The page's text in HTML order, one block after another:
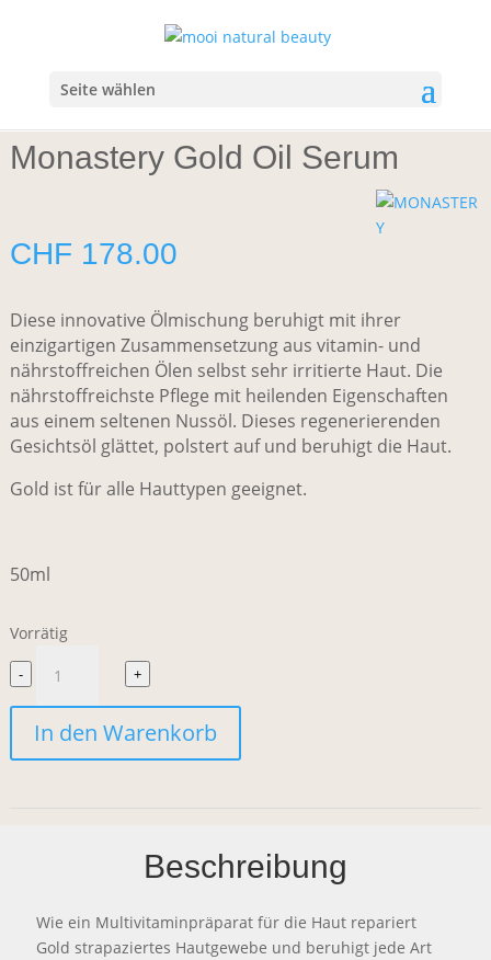
Seite wählen
Monastery Gold Oil Serum
CHF 178.00
Diese innovative Ölmischung beruhigt mit ihrer
einzigartigen Zusammensetzung aus vitamin- und
nährstoffreichen Ölen selbst sehr irritierte Haut. Die
nährstoffreichste Pflege mit heilenden Eigenschaften
aus einem seltenen Nussöl. Dieses regenerierenden
Gesichtsöl glättet, polstert auf und beruhigt die Haut.
Gold ist für alle Hauttypen geeignet.
50ml
Vorrätig
Monastery
Gold
- +
In den Warenkorb
Beschreibung
Wie ein Multivitaminpräparat für die Haut repariert
Gold strapaziertes Hautgewebe und beruhigt jede Art